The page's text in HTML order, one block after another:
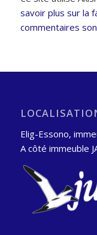
savoir plus sur la
commentaires
Elig-Essono,
A côté immeuble